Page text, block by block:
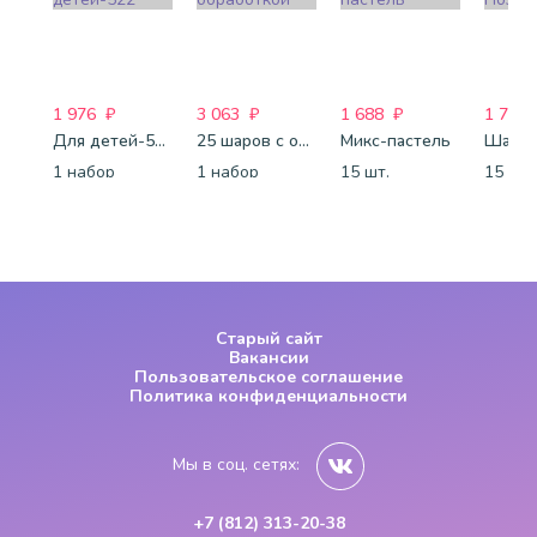
1 976 ₽
Для детей-522
1 набор
3 063 ₽
25 шаров с обработкой
1 набор
1 688 ₽
Микс-пастель
15 шт.
1 772
15 шт.
Старый сайт
Вакансии
Пользовательское соглашение
Политика конфиденциальности
Мы в соц. сетях:
+7 (812) 313-20-38